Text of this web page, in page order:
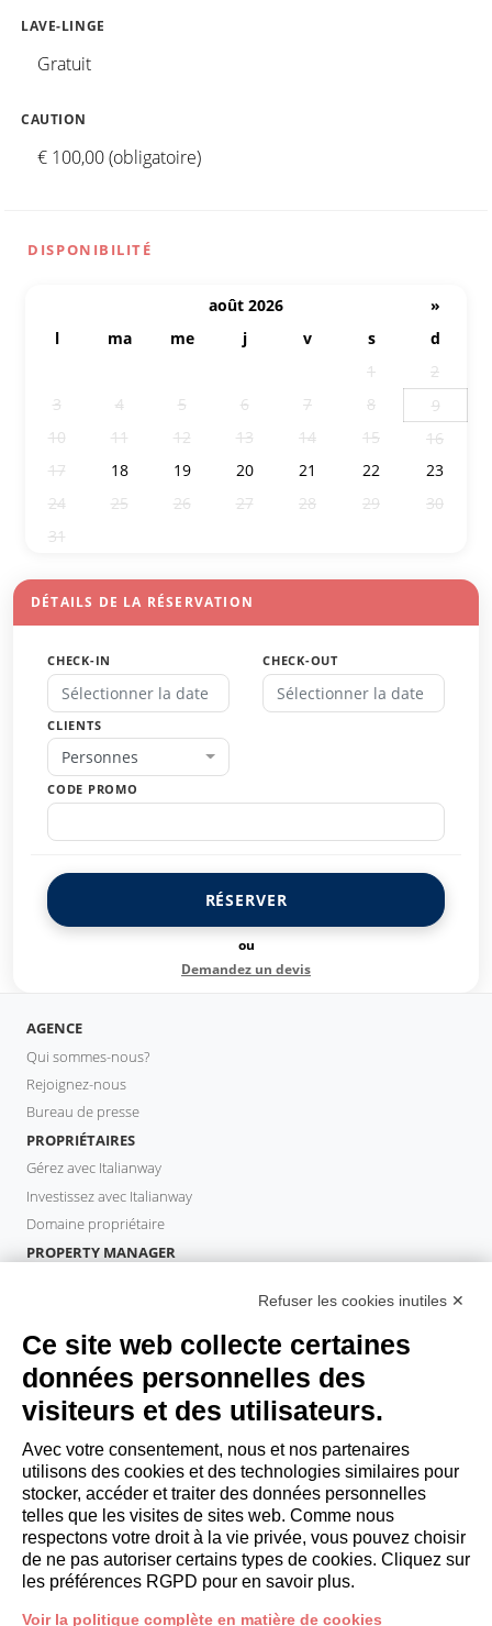
LAVE-LINGE
Gratuit
CAUTION
€ 100,00 (obligatoire)
DISPONIBILITÉ
août 2026
»
l
ma me j v s
d
1
2
3
4 5 6 7 8
9
10
11 12 13 14 15
16
17
18 19 20 21 22
23
24
25 26 27 28 29
30
31
DÉTAILS DE LA RÉSERVATION
CHECK-IN CHECK-OUT
CLIENTS
Personnes
CODE PROMO
RÉSERVER
ou
Demandez un devis
AGENCE
Qui sommes-nous?
Rejoignez-nous
Bureau de presse
PROPRIÉTAIRES
Gérez avec Italianway
Investissez avec Italianway
Domaine propriétaire
PROPERTY MANAGER
INVITÉS
Réservez un séjour
Séjour longue durée
Expériences pour les clients
Reductions pour les clients
Conventions pour les entreprises
booking@italianway.house
+390286882952
Refuser les cookies inutiles ✕
Ce site web collecte certaines
données personnelles des
visiteurs et des utilisateurs.
Avec votre consentement, nous et nos partenaires
utilisons des cookies et des technologies similaires pour
stocker, accéder et traiter des données personnelles
telles que les visites de sites web. Comme nous
respectons votre droit à la vie privée, vous pouvez choisir
de ne pas autoriser certains types de cookies. Cliquez sur
les préférences RGPD pour en savoir plus.
Voir la politique complète en matière de cookies